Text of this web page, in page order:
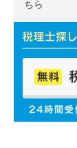
ちら